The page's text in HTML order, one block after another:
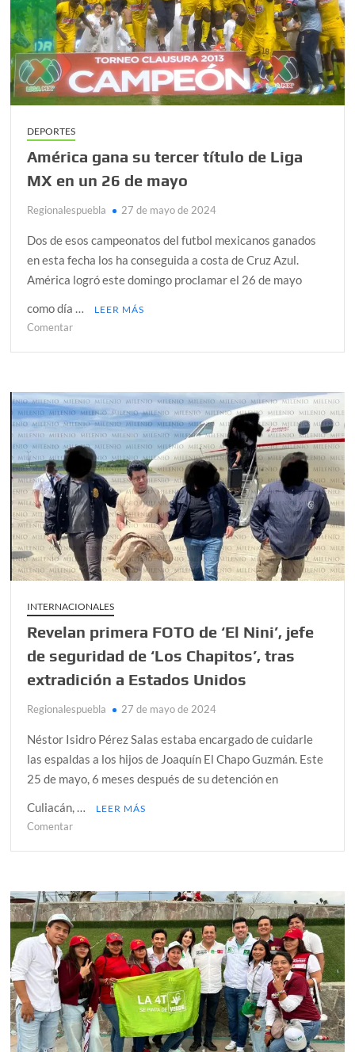
DEPORTES
América gana su tercer título de Liga
MX en un 26 de mayo
Regionalespuebla 27 de mayo de 2024
Dos de esos campeonatos del futbol mexicanos ganados
en esta fecha los ha conseguida a costa de Cruz Azul.
América logró este domingo proclamar el 26 de mayo
como día …
LEER MÁS
Comentaren
tercer
título
de
Liga
en
un
26
de
mayo
INTERNACIONALES
Revelan primera FOTO de ‘El Nini’, jefe
de seguridad de ‘Los Chapitos’, tras
extradición a Estados Unidos
Regionalespuebla 27 de mayo de 2024
Néstor Isidro Pérez Salas estaba encargado de cuidarle
las espaldas a los hijos de Joaquín El Chapo Guzmán. Este
25 de mayo, 6 meses después de su detención en
Culiacán, …
LEER MÁS
Comentaren
de
‘El
Nini’,
jefe
de
seguridad
de
‘Los
Chapitos’,